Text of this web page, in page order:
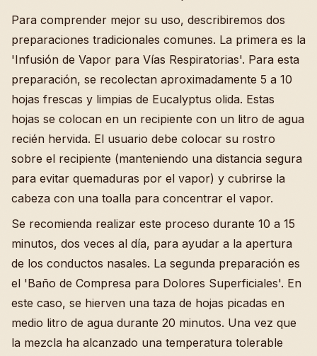
Para comprender mejor su uso, describiremos dos
preparaciones tradicionales comunes. La primera es la
'Infusión de Vapor para Vías Respiratorias'. Para esta
preparación, se recolectan aproximadamente 5 a 10
hojas frescas y limpias de Eucalyptus olida. Estas
hojas se colocan en un recipiente con un litro de agua
recién hervida. El usuario debe colocar su rostro
sobre el recipiente (manteniendo una distancia segura
para evitar quemaduras por el vapor) y cubrirse la
cabeza con una toalla para concentrar el vapor.
Se recomienda realizar este proceso durante 10 a 15
minutos, dos veces al día, para ayudar a la apertura
de los conductos nasales. La segunda preparación es
el 'Baño de Compresa para Dolores Superficiales'. En
este caso, se hierven una taza de hojas picadas en
medio litro de agua durante 20 minutos. Una vez que
la mezcla ha alcanzado una temperatura tolerable